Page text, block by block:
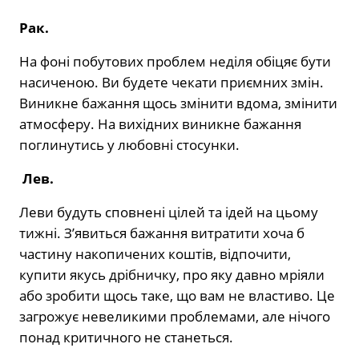
Рак.
На фоні побутових проблем неділя обіцяє бути
насиченою. Ви будете чекати приємних змін.
Виникне бажання щось змінити вдома, змінити
атмосферу. На вихідних виникне бажання
поглинутись у любовні стосунки.
Лев.
Леви будуть сповнені цілей та ідей на цьому
тижні. З’явиться бажання витратити хоча б
частину накопичених коштів, відпочити,
купити якусь дрібничку, про яку давно мріяли
або зробити щось таке, що вам не властиво. Це
загрожує невеликими проблемами, але нічого
понад критичного не станеться.